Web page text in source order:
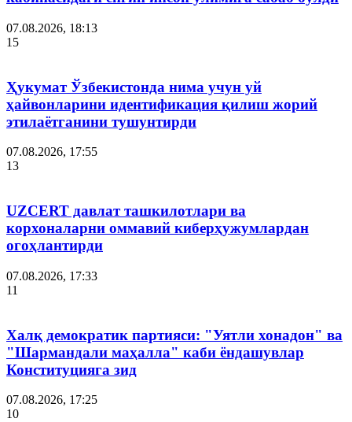
07.08.2026, 18:13
15
Ҳукумат Ўзбекистонда нима учун уй
ҳайвонларини идентификация қилиш жорий
этилаётганини тушунтирди
07.08.2026, 17:55
13
UZCERT давлат ташкилотлари ва
корхоналарни оммавий киберҳужумлардан
огоҳлантирди
07.08.2026, 17:33
11
Халқ демократик партияси: "Уятли хонадон" ва
"Шармандали маҳалла" каби ёндашувлар
Конституцияга зид
07.08.2026, 17:25
10